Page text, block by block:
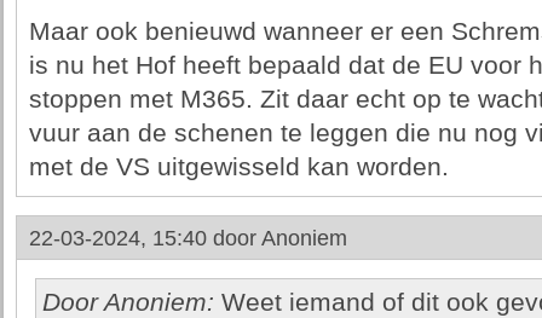
Maar ook benieuwd wanneer er een
is nu het Hof heeft bepaald dat de EU voor
stoppen met M365. Zit daar echt op te
vuur aan de schenen te leggen die nu nog
met de VS uitgewisseld kan worden.
22-03-2024, 15:40 door Anoniem
Door Anoniem: Weet iemand of dit ook